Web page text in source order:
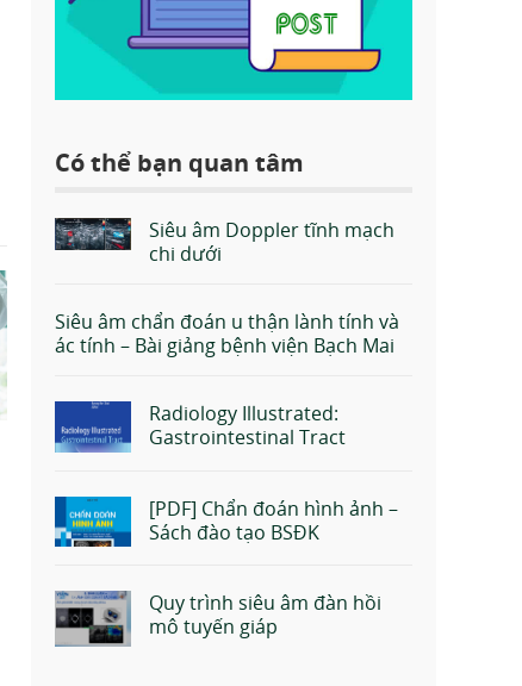
Có thể bạn quan tâm
Siêu âm Doppler tĩnh mạch
chi dưới
Siêu âm chẩn đoán u thận lành tính và
ác tính – Bài giảng bệnh viện Bạch Mai
Radiology Illustrated:
Gastrointestinal Tract
[PDF] Chẩn đoán hình ảnh –
Sách đào tạo BSĐK
Quy trình siêu âm đàn hồi
mô tuyến giáp